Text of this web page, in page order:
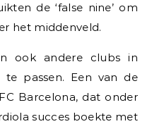
de ‘false nine’ om
het middenveld.
ook andere clubs in
te passen. Een van de
Barcelona, dat onder
succes boekte met